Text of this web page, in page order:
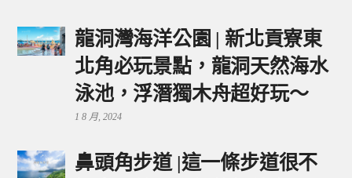
龍洞灣海洋公園 | 新北貢寮東
北角必玩景點，龍洞天然海水
泳池，浮潛獨木舟超好玩～
1 8 月, 2024
鼻頭角步道 |這一條步道很不